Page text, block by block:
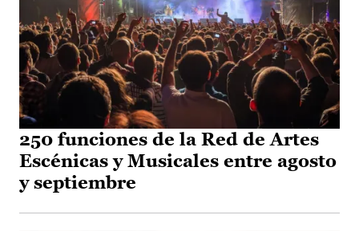
250 funciones de la Red de Artes
Escénicas y Musicales entre agosto
y septiembre